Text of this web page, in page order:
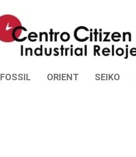
FOSSIL ORIENT SEIKO